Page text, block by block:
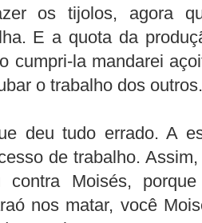
os tijolos, agora
E a quota da
cumpri-la mandarei
o trabalho dos outros.
deu tudo errado. A
de trabalho.
contra Moisés,
nos matar, você